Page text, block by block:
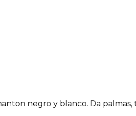
negro y blanco. Da palmas,